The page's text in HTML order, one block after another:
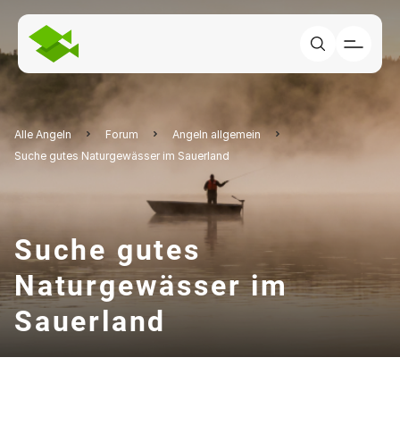
Alle Angeln Forum
Angeln allgemein
Suche gutes Naturgewässer im Sauerland
Suche gutes
Naturgewässer im
Sauerland